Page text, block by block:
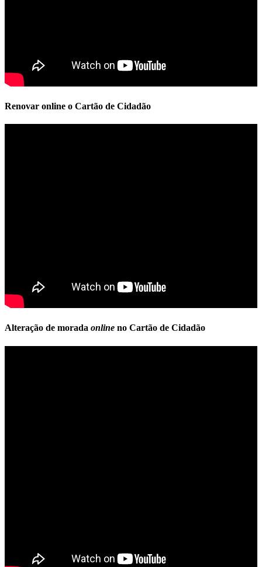
Renovar online o Cartão de Cidadão
Alteração de morada online no Cartão de Cidadão